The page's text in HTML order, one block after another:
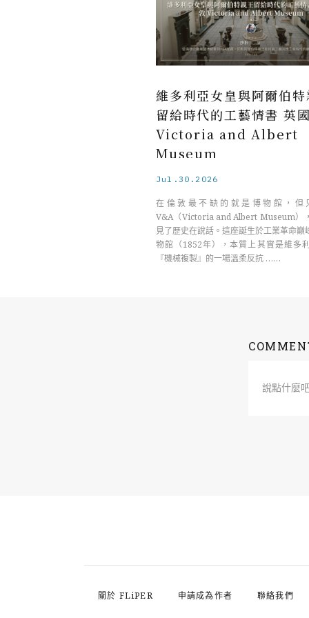
維多利亞女皇與阿爾伯
留給時代的工藝情書 英
Victoria and Albert
Museum
Jul.30.2026
在倫敦最不缺的就是博物館，但
V&A（Victoria and Albert Museum）
見了歷史在說話。這座誕生於工業革命巔
物館（1852年），本質上其實是維多
『機械複製』的一場溫柔反抗 ……
說點什麼
關於 FLiPER 申請成為作者 聯絡我們